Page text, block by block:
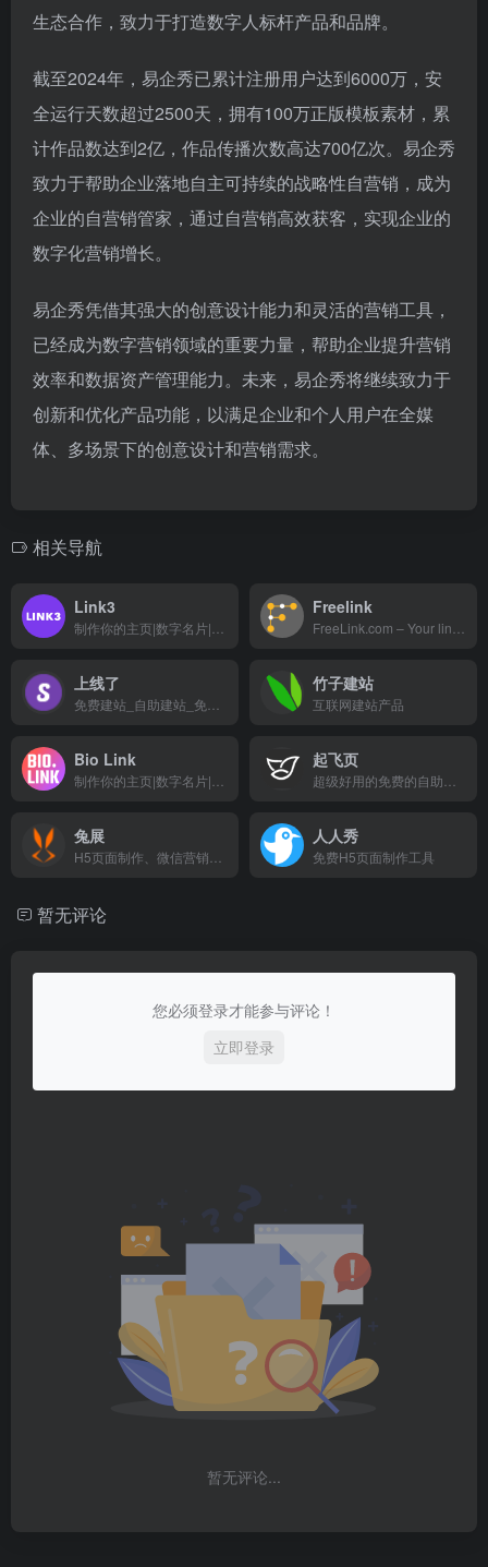
生态合作，致力于打造数字人标杆产品和品牌。
截至2024年，易企秀已累计注册用户达到6000万，安
全运行天数超过2500天，拥有100万正版模板素材，累
计作品数达到2亿，作品传播次数高达700亿次。易企秀
致力于帮助企业落地自主可持续的战略性自营销，成为
企业的自营销管家，通过自营销高效获客，实现企业的
数字化营销增长。
易企秀凭借其强大的创意设计能力和灵活的营销工具，
已经成为数字营销领域的重要力量，帮助企业提升营销
效率和数据资产管理能力。未来，易企秀将继续致力于
创新和优化产品功能，以满足企业和个人用户在全媒
体、多场景下的创意设计和营销需求。
相关导航
Link3 Freelink
上线了 竹子建站
互联网建站产品
Bio Link 起飞页
兔展 人人秀
免费H5页面制作工具
暂无评论
您必须登录才能参与评论！
立即登录
暂无评论...